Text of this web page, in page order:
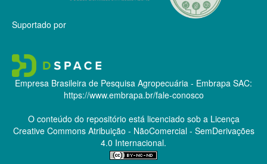
Suportado por
Empresa Brasileira de Pesquisa Agropecuária - Embrapa SAC:
https://www.embrapa.br/fale-conosco
O conteúdo do repositório está licenciado sob a Licença
Creative CommonsAtribuição - NãoComercial - SemDerivações
4.0 Internacional.